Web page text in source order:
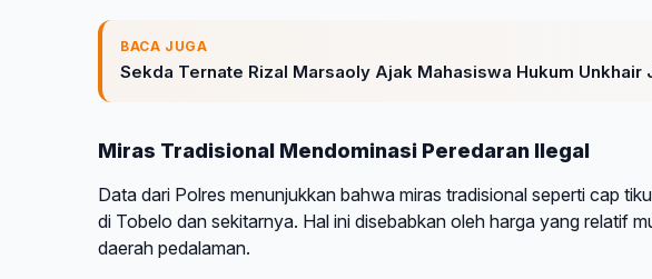
BACA JUGA
Sekda Ternate Rizal Marsaoly Ajak Mahasiswa Hukum Unkhair
Miras Tradisional Mendominasi Peredaran Ilegal
Data dari Polres menunjukkan bahwa miras tradisional seperti cap
di Tobelo dan sekitarnya. Hal ini disebabkan oleh harga yang relatif
daerah pedalaman.